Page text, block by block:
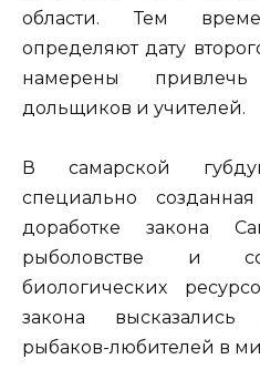
области. Тем
определяют дату
намерены
дольщиков и учителей.
В самарской
специально
доработке закона
рыболовстве и
биологических
закона высказались
рыбаков-любителей в